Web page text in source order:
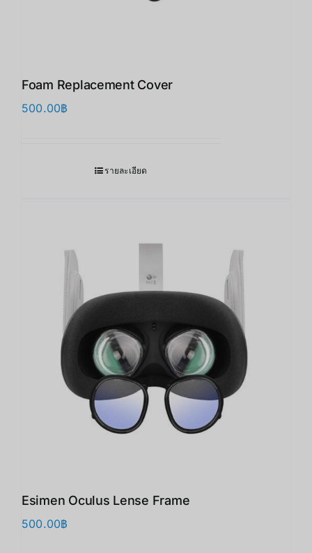
Foam Replacement Cover
500.00฿
รายละเอียด
Esimen Oculus Lense Frame
500.00฿